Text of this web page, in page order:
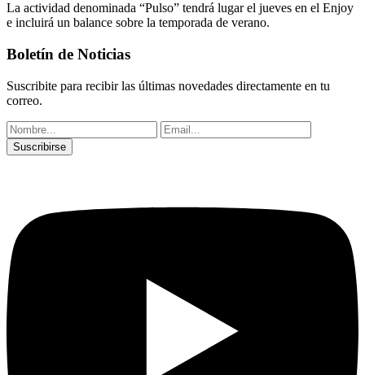
La actividad denominada “Pulso” tendrá lugar el jueves en el Enjoy
e incluirá un balance sobre la temporada de verano.
Boletín de Noticias
Suscribite para recibir las últimas novedades directamente en tu
correo.
Suscribirse